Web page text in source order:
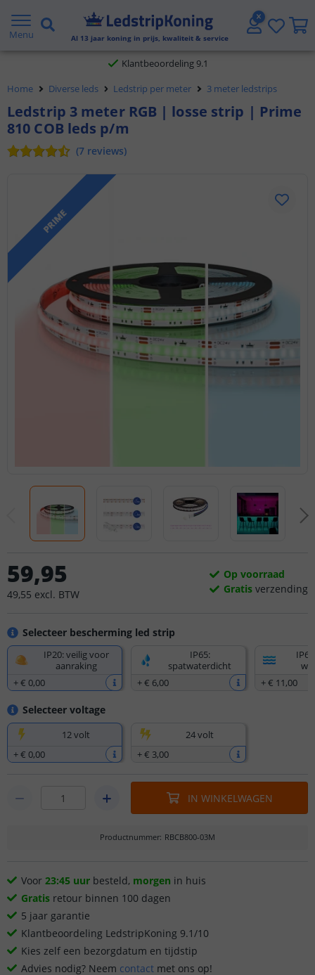
Menu Al 13 jaar koning in prijs, kwaliteit & service
Gratis verzending vanaf € 20,- NL en BE
Klantbeoordeling 9.1
Voor 23:45 uur besteld,morgen in huis
Home Diverse leds Ledstrip per meter 3 meter ledstrips
Ledstrip 3 meter RGB | losse strip | Prime
810 COB leds p/m
(7 reviews)
PRIME
Selecteer bescherming led strip
IP20: veilig voor
aanraking
+€ 0,00
IP65:
spatwaterdicht
+€ 6,00
+€ 11,00
Selecteer voltage
12 volt
+€ 0,00
24 volt
+€ 3,00
59,95
49,55 excl. BTW
Op voorraad
Gratis verzending
IN WINKELWAGEN
Productnummer: RBCB800-03M
Voor 23:45 uur besteld, morgen in huis
Gratis retour binnen 100 dagen
5 jaar garantie
Klantbeoordeling LedstripKoning 9.1/10
Kies zelf een bezorgdatum en tijdstip
Advies nodig? Neem contact met ons op!